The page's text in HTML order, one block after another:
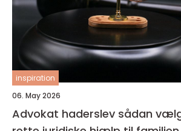
inspiration
06. May 2026
Advokat haderslev sådan vælger du den